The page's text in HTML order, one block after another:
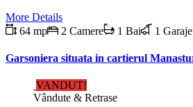
More Details
64 mp
2 Camere 1 Bai 1 Garaje
Garsoniera situata in cartierul
VANDUT!
Vândute & Retrase